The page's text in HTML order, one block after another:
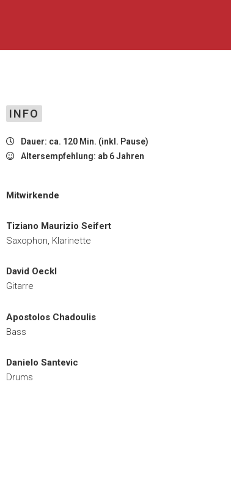
INFO
Dauer: ca. 120 Min. (inkl. Pause)
Altersempfehlung: ab 6 Jahren
Mitwirkende
Tiziano Maurizio Seifert
Saxophon, Klarinette
David Oeckl
Gitarre
Apostolos Chadoulis
Bass
Danielo Santevic
Drums